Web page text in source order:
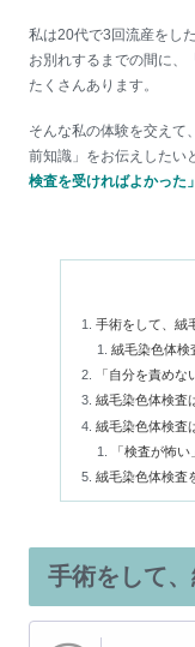
私は20代で3回流産をし
お別れするまでの間に、
たくさんあります。
そんな私の体験を交えて
前知識」をお伝えしたい
検査を受ければよかった」
手術をして、絨
絨毛染色体検
「自分を責め
絨毛染色体検査
絨毛染色体検査
「検査が怖
絨毛染色体検査
手術をして